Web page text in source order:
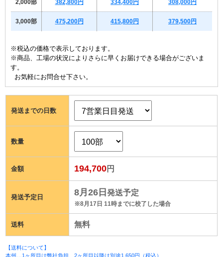
2,000部 382,800円 334,400円 308,000円
3,000部 475,200円 415,800円 379,500円
※税込の価格で表示しております。
※商品、工場の状況によりさらに早くお届けできる場合がございま
す。
お気軽にお問合せ下さい。
発送までの日数
数量
金額 194,700円
発送予定日 8月26日 発送予定
※8月17日 11時までに校了した場合
送料 無料
【送料について】
本州…1ヶ所目は弊社負担、2ヶ所目以降は別途1,650円（税込）